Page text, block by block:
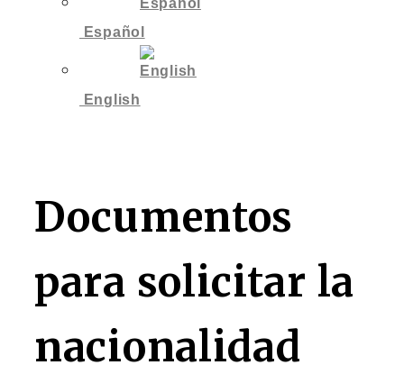
Español
English
Documentos
para solicitar la
nacionalidad